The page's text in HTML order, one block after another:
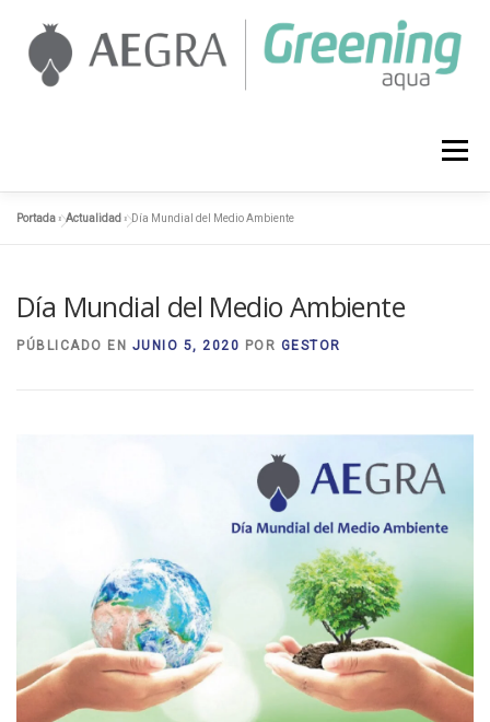
contenido
Menú
ACTUALIDAD
Portada»Actualidad »Día Mundial del Medio Ambiente
Día Mundial del Medio Ambiente
PÚBLICADO EN JUNIO 5, 2020 POR GESTOR